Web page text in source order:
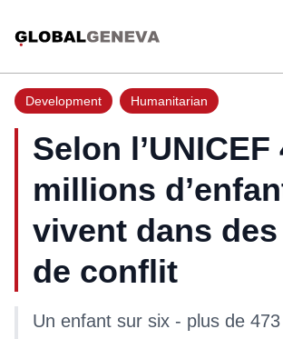
Development Humanitarian
Selon l’UNICEF
millions
vivent dans
de conflit
Un enfant sur six - plus de